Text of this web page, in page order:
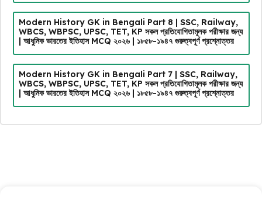
Modern History GK in Bengali Part 8 | SSC, Railway,
WBCS, WBPSC, UPSC, TET, KP সকল প্রতিযোগিতামূলক পরীক্ষার জন্য
| আধুনিক ভারতের ইতিহাস MCQ ২০২৬ | ১৮৫৮-১৯৪৭ গুরুত্বপূর্ণ প্রশ্নোত্তর
Modern History GK in Bengali Part 7 | SSC, Railway,
WBCS, WBPSC, UPSC, TET, KP সকল প্রতিযোগিতামূলক পরীক্ষার জন্য
| আধুনিক ভারতের ইতিহাস MCQ ২০২৬ | ১৮৫৮-১৯৪৭ গুরুত্বপূর্ণ প্রশ্নোত্তর